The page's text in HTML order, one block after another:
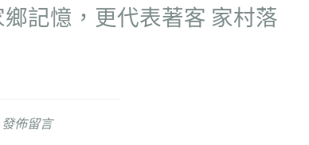
記憶，更代表著客 家村落
發佈留言